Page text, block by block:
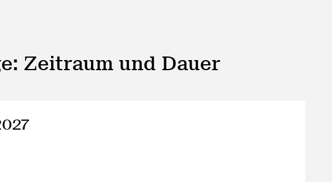
Zeitraum und Dauer